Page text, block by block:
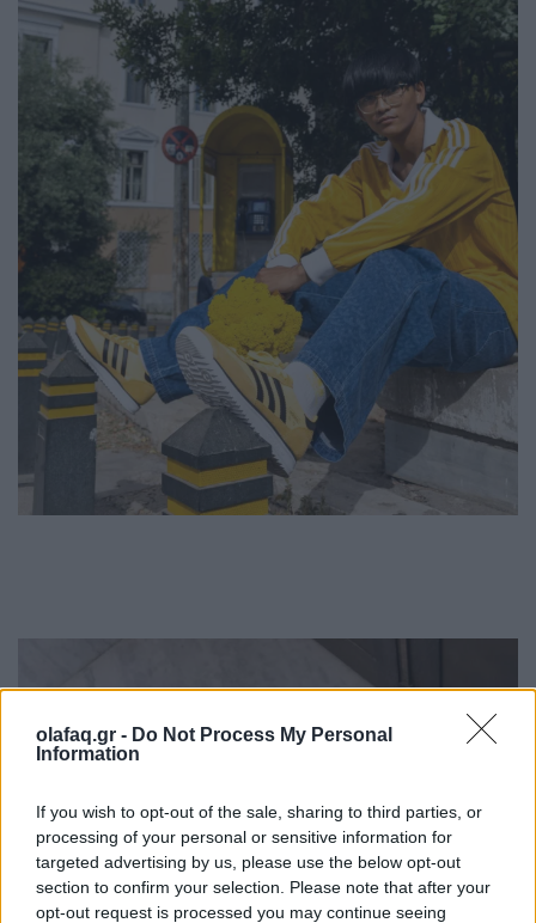
olafaq.gr - Do Not Process My Personal
Information
If you wish to opt-out of the sale, sharing to third parties, or
processing of your personal or sensitive information for
targeted advertising by us, please use the below opt-out
section to confirm your selection. Please note that after your
opt-out request is processed you may continue seeing